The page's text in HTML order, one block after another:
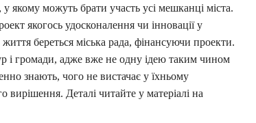
якому можуть брати участь усі мешканці міста.
якогось удосконалення чи інновації у
береться міська рада, фінансуючи проекти.
і громади, адже вже не одну ідею таким чином
знають, чого не вистачає у їхньому
вирішення. Деталі читайте у матеріалі на